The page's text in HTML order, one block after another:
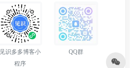
见识多多博客小
程序
QQ群